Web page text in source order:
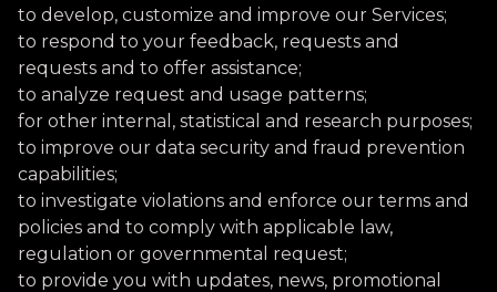
to develop, customize and improve our Services;
to respond to your feedback, requests and
requests and to offer assistance;
to analyze request and usage patterns;
for other internal, statistical and research purposes;
to improve our data security and fraud prevention
capabilities;
to investigate violations and enforce our terms and
policies and to comply with applicable law,
regulation or governmental request;
to provide you with updates, news, promotional